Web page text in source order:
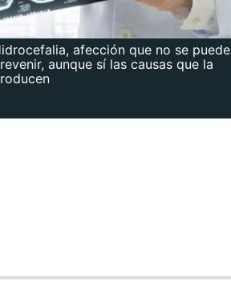
afección que no se puede
aunque sí las causas que la